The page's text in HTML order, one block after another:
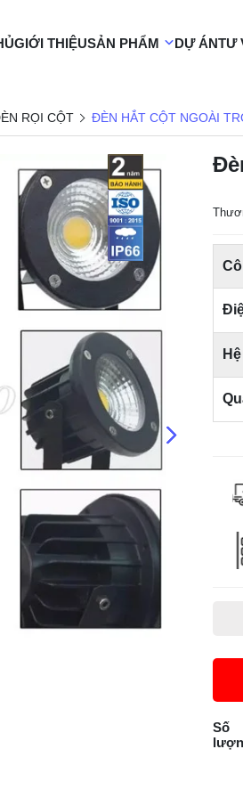
GIỚI THIỆUSẢN PHẨM DỰ ÁNTƯ
RỌI CỘT ĐÈN HẮT CỘT NGOÀI
Số